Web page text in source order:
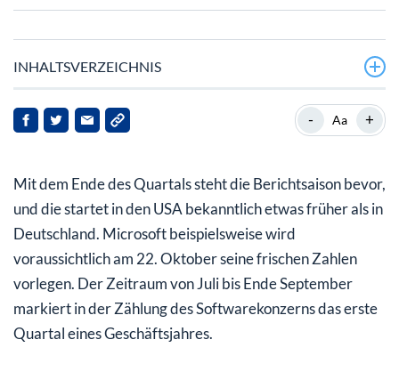
INHALTSVERZEICHNIS
Microsoft: Weltweite Nummer 2 im Cloud-Segment
Sind die Daten wirklich sicher?
Microsoft Aktie: Gut gelaufen mit Luft nach oben
- Aa +
Mit dem Ende des Quartals steht die Berichtsaison bevor,
und die startet in den USA bekanntlich etwas früher als in
Deutschland. Microsoft beispielsweise wird
voraussichtlich am 22. Oktober seine frischen Zahlen
vorlegen. Der Zeitraum von Juli bis Ende September
markiert in der Zählung des Softwarekonzerns das erste
Quartal eines Geschäftsjahres.